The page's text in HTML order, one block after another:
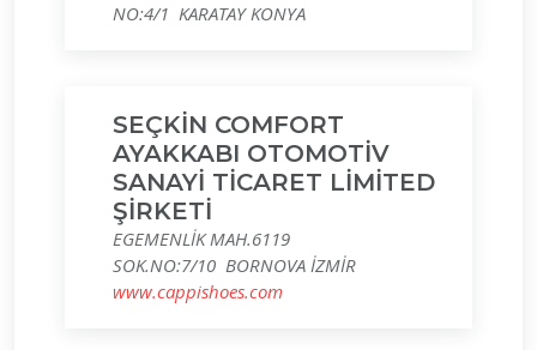
NO:4/1 KARATAY KONYA
SEÇKİN COMFORT
AYAKKABI OTOMOTİV
SANAYİ TİCARET LİMİTED
ŞİRKETİ
EGEMENLİK MAH.6119
SOK.NO:7/10 BORNOVA İZMİR
www.cappishoes.com